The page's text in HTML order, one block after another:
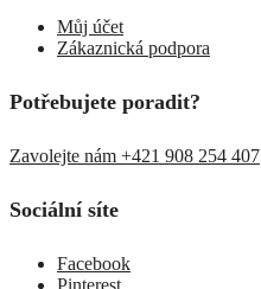
Můj účet
Zákaznická podpora
Potřebujete poradit?
Zavolejte nám +421 908 254 407
Sociální síte
Facebook
Pinterest